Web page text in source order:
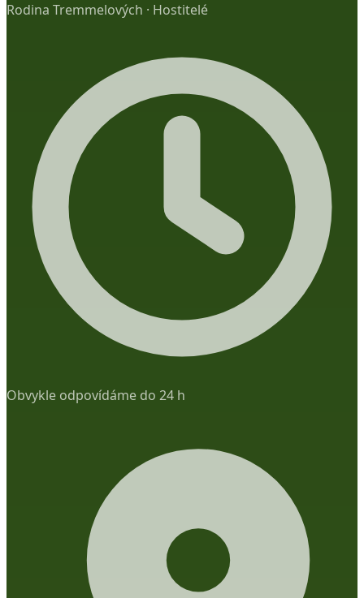
Rodina Tremmelových · Hostitelé
Obvykle odpovídáme do 24 h